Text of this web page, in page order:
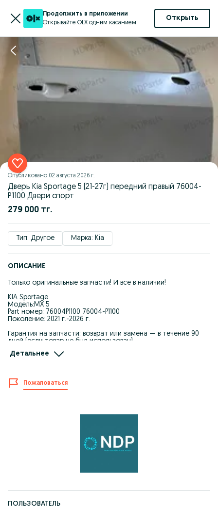
Продолжить в приложении
Открывайте OLX одним касанием
Открыть
Опубликовано 02 августа 2026 г.
Дверь Kia Sportage 5 (21-27г) передний правый 76004-
P1100 Двери спорт
279 000 тг.
Тип: Другое Марка: Kia
ОПИСАНИЕ
Только оригинальные запчасти! И все в наличии!
KIA Sportage
Модель:MX 5
Part номер: 76004P1100 76004-P1100
Поколение: 2021 г.-2026 г.
Гарантия на запчасти: возврат или замена — в течение 90
дней (если товар не был использован).
Мы явл. Крупнейшим поставщиком автозапчастей для
-Качество и оптовые цены.
-Запчасти в наличие и под заказ.
накопительная скидка на последующие покупки.
-Отправляем по КЗ, стоимость рассчитывается
г. Астана пр. Кабанбай Батыра, 58Б, ЖК "Экспо Бульвар
Детальнее
Пожаловаться
ПОЛЬЗОВАТЕЛЬ